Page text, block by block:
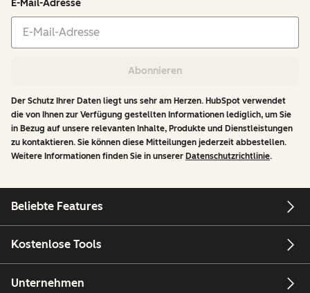
E-Mail-Adresse
Abonnieren
Der Schutz Ihrer Daten liegt uns sehr am Herzen. HubSpot verwendet
die von Ihnen zur Verfügung gestellten Informationen lediglich, um Sie
in Bezug auf unsere relevanten Inhalte, Produkte und Dienstleistungen
zu kontaktieren. Sie können diese Mitteilungen jederzeit abbestellen.
Weitere Informationen finden Sie in unserer Datenschutzrichtlinie.
Beliebte Features
Kostenlose Tools
Unternehmen